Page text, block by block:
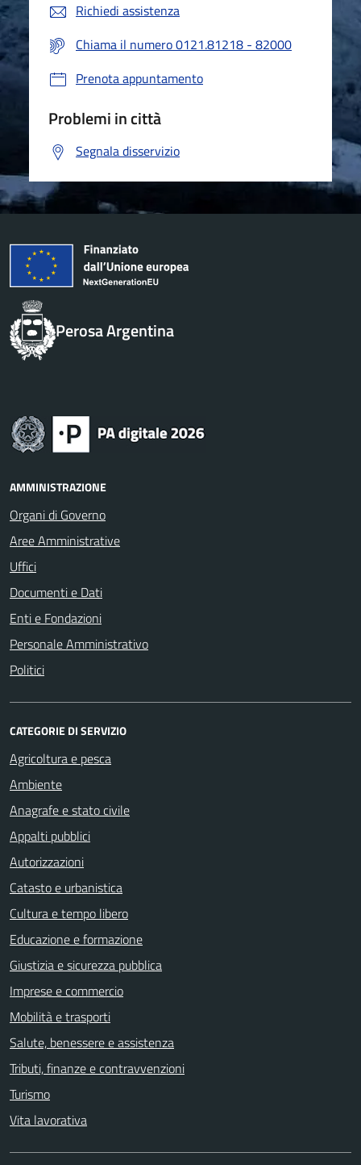
Richiedi assistenza
Chiama il numero 0121.81218 - 82000
Prenota appuntamento
Problemi in città
Segnala disservizio
Perosa Argentina
AMMINISTRAZIONE
Organi di Governo
Aree Amministrative
Uffici
Documenti e Dati
Enti e Fondazioni
Personale Amministrativo
Politici
CATEGORIE DI SERVIZIO
Agricoltura e pesca
Ambiente
Anagrafe e stato civile
Appalti pubblici
Autorizzazioni
Catasto e urbanistica
Cultura e tempo libero
Educazione e formazione
Giustizia e sicurezza pubblica
Imprese e commercio
Mobilità e trasporti
Salute, benessere e assistenza
Tributi, finanze e contravvenzioni
Turismo
Vita lavorativa